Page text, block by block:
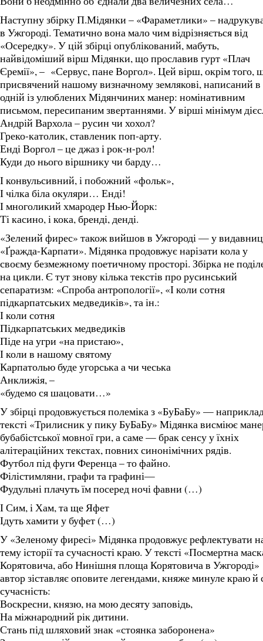
Наступну збірку П.Мідянки – «Фараметлики» –
в Ужгороді. Тематично вона мало чим відрізняється від
«Осередку». У цій збірці опублікований, мабуть,
найвідоміший вірш Мідянки, що прославив гурт «Плач
Єремії», – «Сервус, пане Воргол». Цей вірш, окрім того,
присвячений нашому визначному землякові, написаний в
одній із улюблених Мідянчиних манер: номінативним
письмом, пересипаним звертаннями. У вірші мінімум
Андрій Вархола – русин чи хохол?
Греко-католик, ставленик поп-арту.
Енді Воргол – це джаз і рок-н-рол!
Куди до нього віршнику чи барду…
І конвульсивний, і побожний «фольк»,
І чілка біла окуляри… Енді!
І многоликий хмародер Нью-Йорк:
Ті касино, і кока, бренді, денді.
«Зелений фирес» також вийшов в Ужгороді — у
«Ґражда-Карпати». Мідянка продовжує нарізати кола у
своєму безмежному поетичному просторі. Збірка не
на цикли. Є тут знову кілька текстів про русинський
сепаратизм: «Спроба антропології», «І коли сотня
підкарпатських медведиків», та ін.:
І коли сотня
Підкарпатських медведиків
Піде на угри «на пристаю»,
І коли в нашому святому
Карпатолью буде угорська а чи чеська
Анклижія, –
«будемо ся шацовати…»
У збірці продовжується полеміка з «БуБаБу» —
тексті «Трилисник у пику БуБаБу» Мідянка висміює
бубабістської мовної гри, а саме — брак сенсу у їхніх
алітераційних текстах, повних синонімічних рядів.
Футбол під фуги Ференца – то файно.
Філістимляни, графи та графині—
Фудульні плачуть їм посеред ночі фавни (…)
І Сим, і Хам, та ще Яфет
Ідуть хамити у буфет (…)
У «Зеленому фиресі» Мідянка продовжує рефлектувати
тему історії та сучасності краю. У тексті «Посмертна
Корятовича, або Нинішня площа Корятовича в Ужгороді»
автор зіставляє оповите легендами, княже минуле краю й
сучасність:
Воскресни, князю, на мою десяту заповідь,
На міжнародний рік дитини.
Стань під шляховий знак «стоянка заборонена»